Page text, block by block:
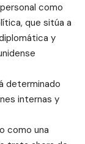
como
que sitúa a
y
determinado
internas y
como una